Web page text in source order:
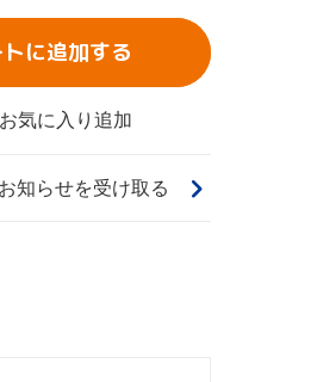
に追加する
お気に入り追加
知らせを受け取る